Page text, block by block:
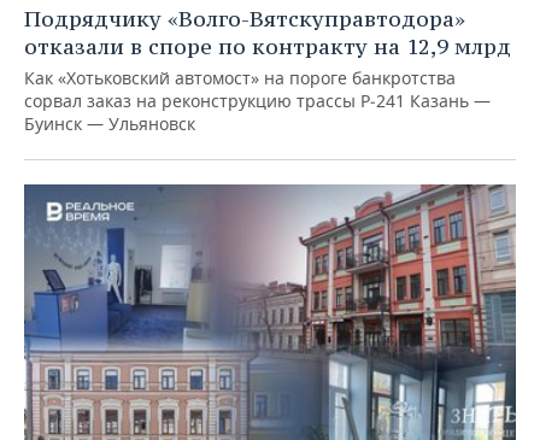
Подрядчику «Волго-Вятскуправтодора»
отказали в споре по контракту на 12,9 млрд
Как «Хотьковский автомост» на пороге банкротства
сорвал заказ на реконструкцию трассы Р‑241 Казань —
Буинск — Ульяновск